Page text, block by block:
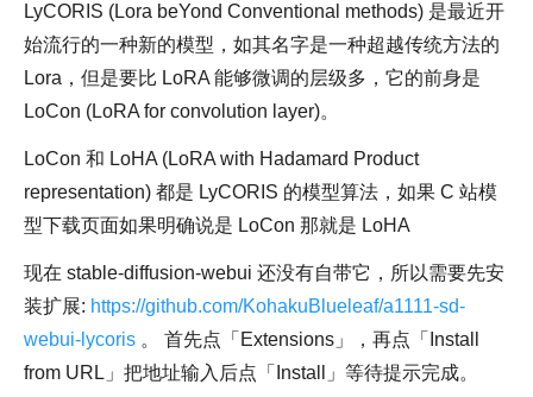
LyCORIS (Lora beYond Conventional methods) 是最近开
始流行的一种新的模型，如其名字是一种超越传统方法的
Lora，但是要比 LoRA 能够微调的层级多，它的前身是
LoCon (LoRA for convolution layer)。
LoCon 和 LoHA (LoRA with Hadamard Product
representation) 都是 LyCORIS 的模型算法，如果 C 站模
型下载页面如果明确说是 LoCon 那就是 LoHA
现在 stable-diffusion-webui 还没有自带它，所以需要先安
装扩展: https://github.com/KohakuBlueleaf/a1111-sd-
webui-lycoris 。 首先点「Extensions」，再点「Install
from URL」把地址输入后点「Install」等待提示完成。